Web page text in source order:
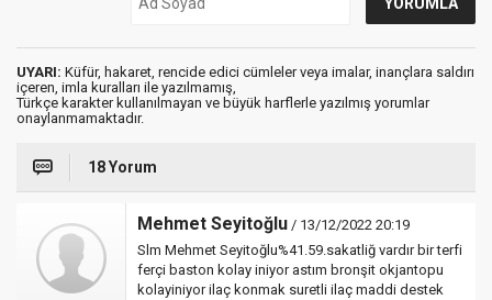
UYARI: Küfür, hakaret, rencide edici cümleler veya imalar, inançlara saldırı
içeren, imla kuralları ile yazılmamış,
Türkçe karakter kullanılmayan ve büyük harflerle yazılmış yorumlar
onaylanmamaktadır.
18 Yorum
Mehmet Seyitoğlu / 13/12/2022 20:19
Slm Mehmet Seyitoğlu%41.59.sakatliğ vardır bir terfi
ferçi baston kolay iniyor astım bronşit okjantopu
kolayiniyor ilaç konmak suretli ilaç maddi destek